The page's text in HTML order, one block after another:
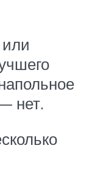
нет.